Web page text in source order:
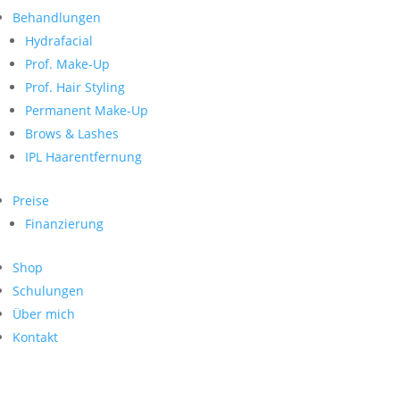
Behandlungen
Hydrafacial
Prof. Make-Up
Prof. Hair Styling
Permanent Make-Up
Brows & Lashes
IPL Haarentfernung
Preise
Finanzierung
Shop
Schulungen
Über mich
Kontakt
nach:
Neueste Kommentare
Archiv
Kategorien
Keine Kategorien
Meta
Anmelden
Feed der Einträge
WordPress.org
Search
nach:
Archive
Kontakt
Impressum
Datenschutz